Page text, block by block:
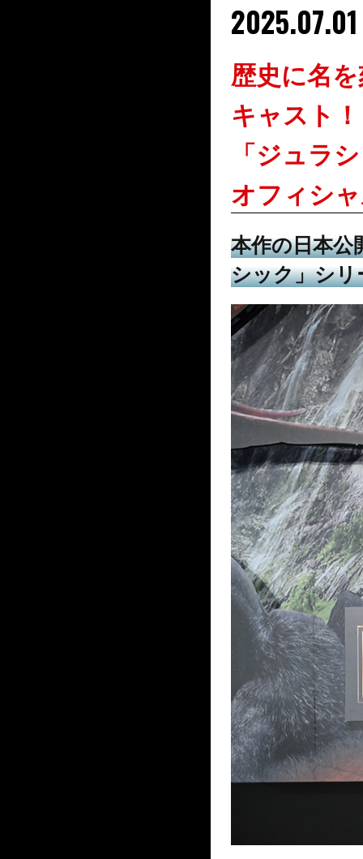
2025.07.01
歴史に名
キャスト！
「ジュラ
オフィシ
本作の日本公
シック」シ